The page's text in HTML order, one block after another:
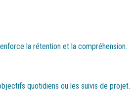
la rétention et la compréhension.
quotidiens ou les suivis de projet.